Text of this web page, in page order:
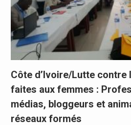
Côte d’Ivoire/Lutte contre
faites aux femmes :
médias, bloggeurs et
réseaux formés